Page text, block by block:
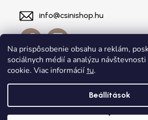
Na prispôsobenie obsahu a reklám,
sociálnych médií a analýzu
cookie. Viac informácií tu.
Beállítások
info@csinishop.hu
Shoptet készítette a